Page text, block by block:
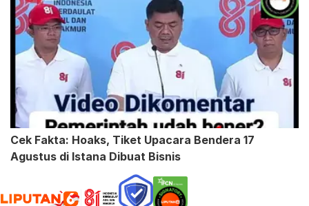
Cek Fakta: Hoaks, Tiket Upacara Bendera 17
Agustus di Istana Dibuat Bisnis